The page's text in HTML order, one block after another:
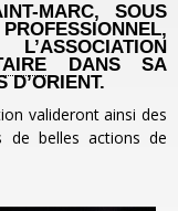
MARC, SOUS
DANS SA
D’ORIENT.
valideront ainsi des
de belles actions de